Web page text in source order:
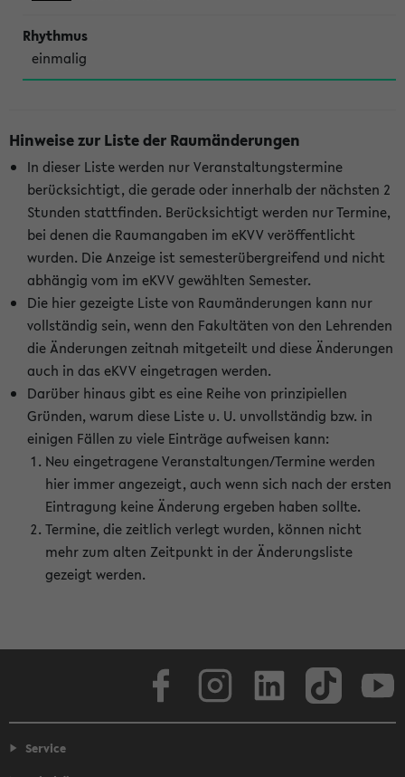
einmalig
Hinweise zur Liste der Raumänderungen
In dieser Liste werden nur Veranstaltungstermine
berücksichtigt, die gerade oder innerhalb der nächsten 2
Stunden stattfinden. Berücksichtigt werden nur Termine,
bei denen die Raumangaben im eKVV veröffentlicht
wurden. Die Anzeige ist semesterübergreifend und nicht
abhängig vom im eKVV gewählten Semester.
Die hier gezeigte Liste von Raumänderungen kann nur
vollständig sein, wenn den Fakultäten von den Lehrenden
die Änderungen zeitnah mitgeteilt und diese Änderungen
auch in das eKVV eingetragen werden.
Darüber hinaus gibt es eine Reihe von prinzipiellen
Gründen, warum diese Liste u. U. unvollständig bzw. in
einigen Fällen zu viele Einträge aufweisen kann:
Neu eingetragene Veranstaltungen/Termine werden
hier immer angezeigt, auch wenn sich nach der ersten
Eintragung keine Änderung ergeben haben sollte.
Termine, die zeitlich verlegt wurden, können nicht
mehr zum alten Zeitpunkt in der Änderungsliste
gezeigt werden.
Service